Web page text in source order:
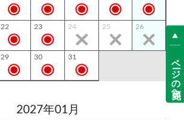
22 23 24 25 26
29 30 31
2027年01月
ページの先頭へ